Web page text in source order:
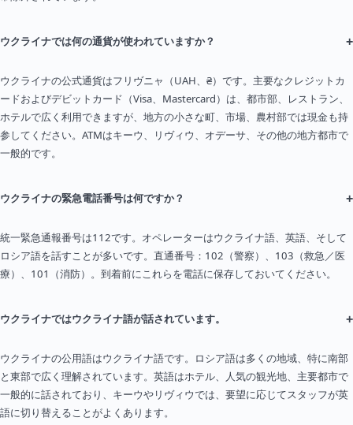
ウクライナでは何の通貨が使われていますか？ +
ウクライナの公式通貨はフリヴニャ（UAH、₴）です。主要なクレジットカ
ードおよびデビットカード（Visa、Mastercard）は、都市部、レストラン、
ホテルで広く利用できますが、地方の小さな町、市場、農村部では現金も持
参してください。ATMはキーウ、リヴィウ、オデーサ、その他の地方都市で
一般的です。
ウクライナの緊急電話番号は何ですか？ +
統一緊急通報番号は112です。オペレーターはウクライナ語、英語、そして
ロシア語を話すことが多いです。直通番号：102（警察）、103（救急／医
療）、101（消防）。到着前にこれらを電話に保存しておいてください。
ウクライナではウクライナ語が話されています。 +
ウクライナの公用語はウクライナ語です。ロシア語は多くの地域、特に南部
と東部で広く理解されています。英語はホテル、人気の観光地、主要都市で
一般的に話されており、キーウやリヴィウでは、要望に応じてスタッフが英
語に切り替えることがよくあります。